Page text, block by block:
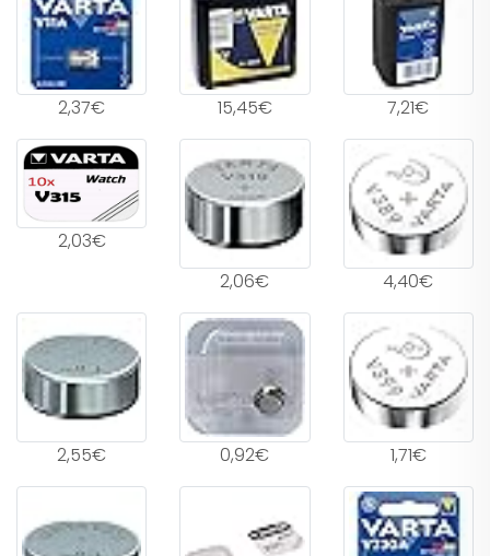
2,37€ 15,45€ 7,21€
2,03€
2,06€
4,40€
2,55€ 0,92€ 1,71€